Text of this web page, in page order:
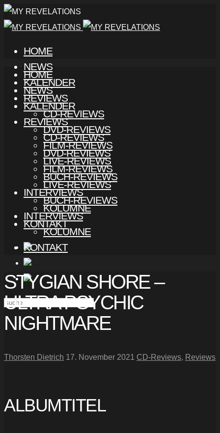
HOME
NEWS
KALENDER
REVIEWS
CD-REVIEWS
DVD-REVIEWS
FILM-REVIEWS
LIVE-REVIEWS
BUCH-REVIEWS
INTERVIEWS
KOLUMNE
KONTAKT
HOME
NEWS
KALENDER
REVIEWS
CD-REVIEWS
DVD-REVIEWS
FILM-REVIEWS
LIVE-REVIEWS
BUCH-REVIEWS
INTERVIEWS
KOLUMNE
KONTAKT
STYGIAN SHORE –
ULTRA PSYCHIC
NIGHTMARE
Thorsten Dietrich 17. November 2021 CD-Reviews, Reviews
ALBUMTITEL